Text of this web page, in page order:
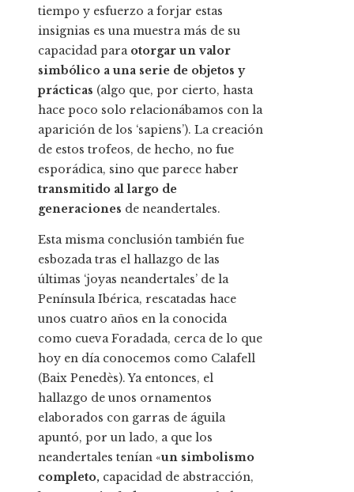
tiempo y esfuerzo a forjar estas
insignias es una muestra más de su
capacidad para otorgar un valor
simbólico a una serie de objetos y
prácticas (algo que, por cierto, hasta
hace poco solo relacionábamos con la
aparición de los ‘sapiens’). La creación
de estos trofeos, de hecho, no fue
esporádica, sino que parece haber
transmitido al largo de
generaciones de neandertales.
Esta misma conclusión también fue
esbozada tras el hallazgo de las
últimas ‘joyas neandertales’ de la
Península Ibérica, rescatadas hace
unos cuatro años en la conocida
como cueva Foradada, cerca de lo que
hoy en día conocemos como Calafell
(Baix Penedès). Ya entonces, el
hallazgo de unos ornamentos
elaborados con garras de águila
apuntó, por un lado, a que los
neandertales tenían «un simbolismo
completo, capacidad de abstracción,